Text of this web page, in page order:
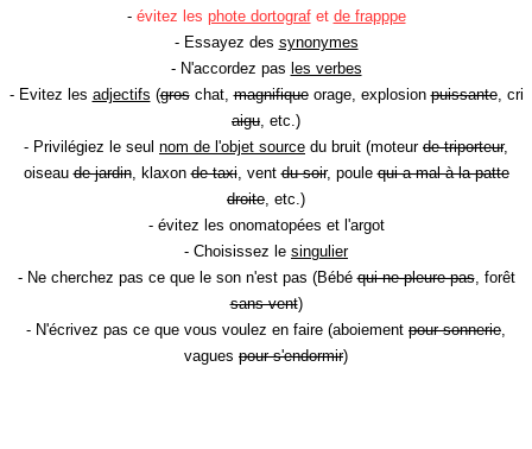
- évitez les phote dortografet de frapppe
- Essayez des synonymes
- N'accordez pas les verbes
- Evitez les adjectifs (groschat,magnifiqueorage, explosionpuissante, cri
aigu , etc.)
- Privilégiez le seul nom de l'objet source du bruit (moteur de triporteur,
oiseaude jardin, klaxonde taxi, ventdu soir, poulequi a mal à la patte
droite , etc.)
- évitez les onomatopées et l'argot
- Choisissez le singulier
- Ne cherchez pas ce que le son n'est pas (Bébéqui ne pleure pas, forêt
sans vent)
- N'écrivez pas ce que vous voulez en faire (aboiement pour sonnerie
vagues pour s'endormir)